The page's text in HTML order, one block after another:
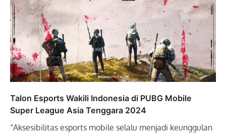
Talon Esports Wakili Indonesia di PUBG Mobile
Super League Asia Tenggara 2024
“Aksesibilitas esports mobile selalu menjadi keunggulan